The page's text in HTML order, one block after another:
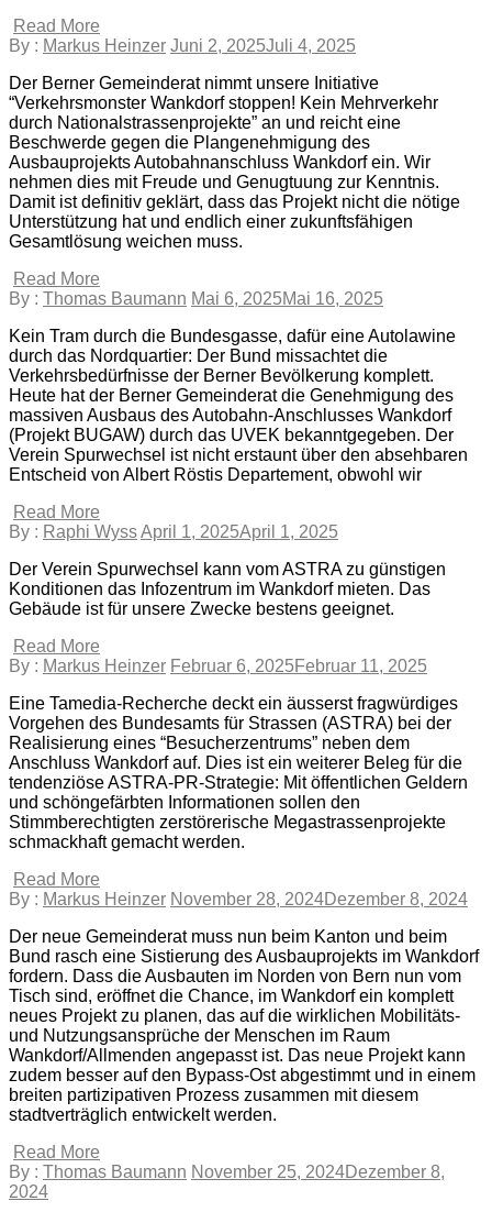
Read More
By : Markus Heinzer Juni 2, 2025Juli 4, 2025
Der Berner Gemeinderat nimmt unsere Initiative
“Verkehrsmonster Wankdorf stoppen! Kein Mehrverkehr
durch Nationalstrassenprojekte” an und reicht eine
Beschwerde gegen die Plangenehmigung des
Ausbauprojekts Autobahnanschluss Wankdorf ein. Wir
nehmen dies mit Freude und Genugtuung zur Kenntnis.
Damit ist definitiv geklärt, dass das Projekt nicht die nötige
Unterstützung hat und endlich einer zukunftsfähigen
Gesamtlösung weichen muss.
Read More
By : Thomas Baumann Mai 6, 2025Mai 16, 2025
Kein Tram durch die Bundesgasse, dafür eine Autolawine
durch das Nordquartier: Der Bund missachtet die
Verkehrsbedürfnisse der Berner Bevölkerung komplett.
Heute hat der Berner Gemeinderat die Genehmigung des
massiven Ausbaus des Autobahn-Anschlusses Wankdorf
(Projekt BUGAW) durch das UVEK bekanntgegeben. Der
Verein Spurwechsel ist nicht erstaunt über den absehbaren
Entscheid von Albert Röstis Departement, obwohl wir
Read More
By : Raphi WyssApril 1, 2025April 1, 2025
Der Verein Spurwechsel kann vom ASTRA zu günstigen
Konditionen das Infozentrum im Wankdorf mieten. Das
Gebäude ist für unsere Zwecke bestens geeignet.
Read More
By : Markus Heinzer Februar 6, 2025Februar 11, 2025
Eine Tamedia-Recherche deckt ein äusserst fragwürdiges
Vorgehen des Bundesamts für Strassen (ASTRA) bei der
Realisierung eines “Besucherzentrums” neben dem
Anschluss Wankdorf auf. Dies ist ein weiterer Beleg für die
tendenziöse ASTRA-PR-Strategie: Mit öffentlichen Geldern
und schöngefärbten Informationen sollen den
Stimmberechtigten zerstörerische Megastrassenprojekte
schmackhaft gemacht werden.
Read More
By : Markus Heinzer November 28, 2024Dezember 8, 2024
Der neue Gemeinderat muss nun beim Kanton und beim
Bund rasch eine Sistierung des Ausbauprojekts im Wankdorf
fordern. Dass die Ausbauten im Norden von Bern nun vom
Tisch sind, eröffnet die Chance, im Wankdorf ein komplett
neues Projekt zu planen, das auf die wirklichen Mobilitäts-
und Nutzungsansprüche der Menschen im Raum
Wankdorf/Allmenden angepasst ist. Das neue Projekt kann
zudem besser auf den Bypass-Ost abgestimmt und in einem
breiten partizipativen Prozess zusammen mit diesem
stadtverträglich entwickelt werden.
Read More
By : Thomas Baumann November 25, 2024Dezember 8,
2024